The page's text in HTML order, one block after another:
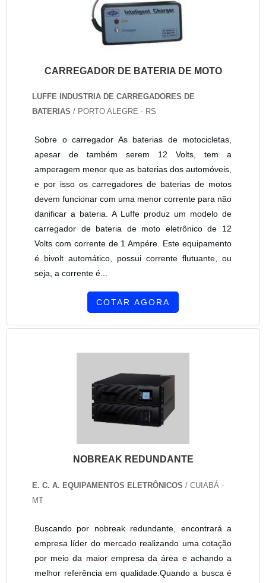
CARREGADOR DE BATERIA DE MOTO
LUFFE INDUSTRIA DE CARREGADORES DE
BATERIAS / PORTO ALEGRE - RS
Sobre o carregador As baterias de motocicletas,
apesar de também serem 12 Volts, tem a
amperagem menor que as baterias dos automóveis,
e por isso os carregadores de baterias de motos
devem funcionar com uma menor corrente para não
danificar a bateria. A Luffe produz um modelo de
carregador de bateria de moto eletrônico de 12
Volts com corrente de 1 Ampére. Este equipamento
é bivolt automático, possui corrente flutuante, ou
seja, a corrente é...
COTAR AGORA
NOBREAK REDUNDANTE
E. C. A. EQUIPAMENTOS ELETRÔNICOS / CUIABÁ -
MT
Buscando por nobreak redundante, encontrará a
empresa líder do mercado realizando uma cotação
por meio da maior empresa da área e achando a
melhor referência em qualidade.Quando a busca é